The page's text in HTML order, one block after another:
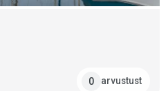
0 arvustust